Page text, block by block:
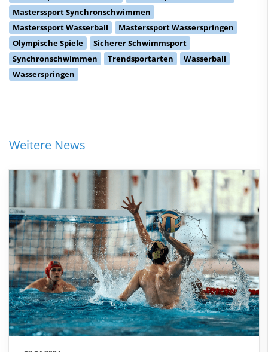
Masterssport Synchronschwimmen
Masterssport Wasserball
Masterssport Wasserspringen
Olympische Spiele
Sicherer Schwimmsport
Synchronschwimmen
Trendsportarten
Wasserball
Wasserspringen
Weitere News